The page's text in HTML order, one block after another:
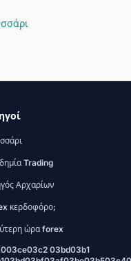
Trading
Αρχαρίων
κερδοφόρο;
ώρα forex
03bd03b1